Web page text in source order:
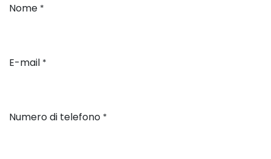
Nome *
E-mail *
Numero di telefono *